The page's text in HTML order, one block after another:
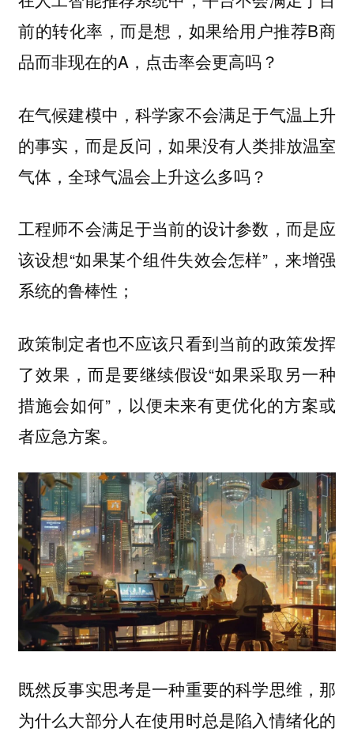
前的转化率，而是想，如果给用户推荐B商
品而非现在的A，点击率会更高吗？
在气候建模中，科学家不会满足于气温上升
的事实，而是反问，如果没有人类排放温室
气体，全球气温会上升这么多吗？
工程师不会满足于当前的设计参数，而是应
该设想“如果某个组件失效会怎样”，来增强
系统的鲁棒性；
政策制定者也不应该只看到当前的政策发挥
了效果，而是要继续假设“如果采取另一种
措施会如何”，以便未来有更优化的方案或
者应急方案。
既然反事实思考是一种重要的科学思维，那
为什么大部分人在使用时总是陷入情绪化的